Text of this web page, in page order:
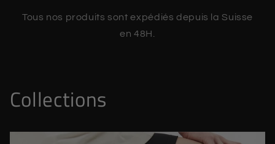
Tous nos produits sont expédiés depuis la Suisse
en 48H.
Collections